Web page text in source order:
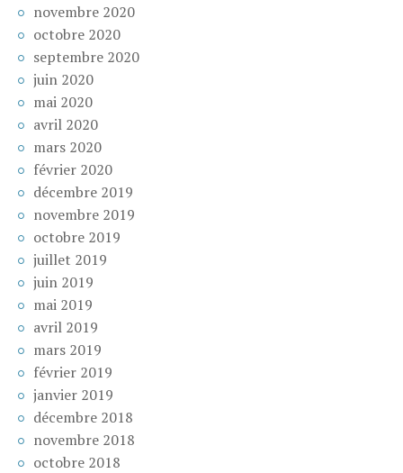
novembre 2020
octobre 2020
septembre 2020
juin 2020
mai 2020
avril 2020
mars 2020
février 2020
décembre 2019
novembre 2019
octobre 2019
juillet 2019
juin 2019
mai 2019
avril 2019
mars 2019
février 2019
janvier 2019
décembre 2018
novembre 2018
octobre 2018